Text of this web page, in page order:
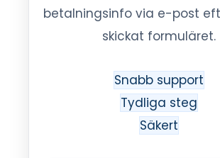
betalningsinfo via e-post
skickat formuläret.
Snabb support
Tydliga steg
Säkert